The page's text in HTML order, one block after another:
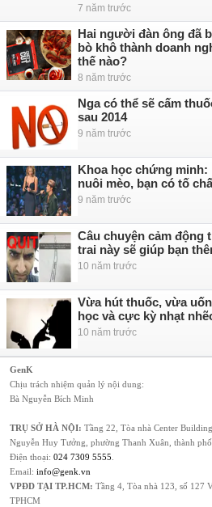
7 năm trước
Hai người đàn ông đã
bò khô thành doanh
thế nào?
8 năm trước
Nga có thể sẽ cấm
sau 2014
9 năm trước
Khoa học chứng minh:
nuôi mèo, bạn có tố
9 năm trước
Câu chuyện cảm động
trai này sẽ giúp bạn
10 năm trước
Vừa hút thuốc, vừa
học và cực kỳ nhạt
10 năm trước
GenK
Chịu trách nhiệm quản lý nội dung:
Bà Nguyễn Bích Minh
TRỤ SỞ HÀ NỘI: Tầng 22, Tòa nhà Center
Nguyễn Huy Tưởng, phường Thanh Xuân, thành
Điện thoại: 024 7309 5555
Email: info@genk.vn
VPĐD TẠI TP.HCM: Tầng 4, Tòa nhà 123, số 127
TPHCM